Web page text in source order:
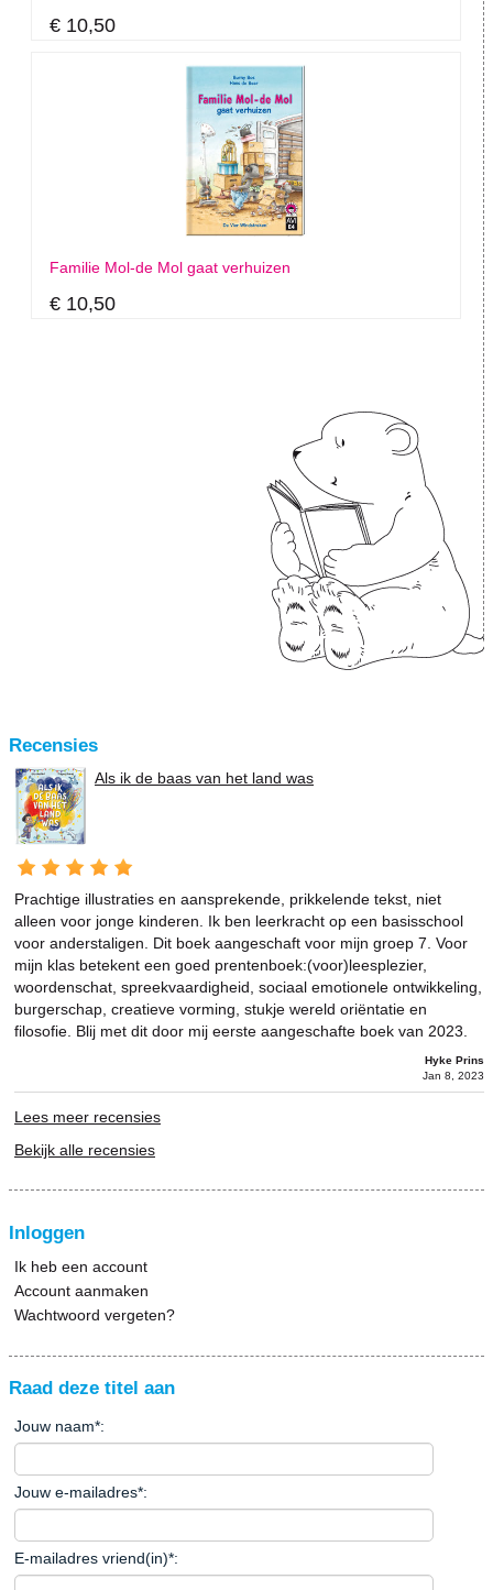
€ 10,50
Familie Mol-de Mol gaat verhuizen
€ 10,50
Recensies
Als ik de baas van het land was
Prachtige illustraties en aansprekende, prikkelende tekst, niet
alleen voor jonge kinderen. Ik ben leerkracht op een basisschool
voor anderstaligen. Dit boek aangeschaft voor mijn groep 7. Voor
mijn klas betekent een goed prentenboek:(voor)leesplezier,
woordenschat, spreekvaardigheid, sociaal emotionele ontwikkeling,
burgerschap, creatieve vorming, stukje wereld oriëntatie en
filosofie. Blij met dit door mij eerste aangeschafte boek van 2023.
Hyke Prins
Jan 8, 2023
Lees meer recensies
Bekijk alle recensies
Inloggen
Ik heb een account
Account aanmaken
Wachtwoord vergeten?
Raad deze titel aan
Jouw naam*:
Jouw e-mailadres*:
E-mailadres vriend(in)*: